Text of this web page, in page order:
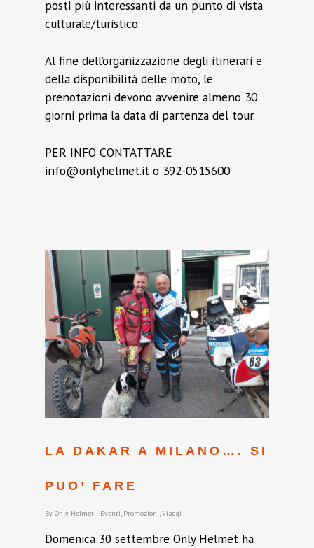
posti più interessanti da un punto di vista
culturale/turistico.
Al fine dell’organizzazione degli itinerari e
della disponibilità delle moto, le
prenotazioni devono avvenire almeno 30
giorni prima la data di partenza del tour.
PER INFO CONTATTARE
info@onlyhelmet.it o 392-0515600
LA DAKAR A MILANO…. SI
PUO’ FARE
By Only Helmet | Eventi, Promozioni,Viaggi
Domenica 30 settembre Only Helmet ha